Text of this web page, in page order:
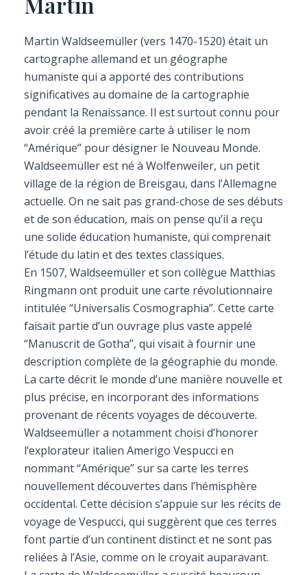
Martin Waldseemüller (vers 1470-1520) était un
cartographe allemand et un géographe
humaniste qui a apporté des contributions
significatives au domaine de la cartographie
pendant la Renaissance. Il est surtout connu pour
avoir créé la première carte à utiliser le nom
“Amérique” pour désigner le Nouveau Monde.
Waldseemüller est né à Wolfenweiler, un petit
village de la région de Breisgau, dans l’Allemagne
actuelle. On ne sait pas grand-chose de ses débuts
et de son éducation, mais on pense qu’il a reçu
une solide éducation humaniste, qui comprenait
l’étude du latin et des textes classiques.
En 1507, Waldseemüller et son collègue Matthias
Ringmann ont produit une carte révolutionnaire
intitulée “Universalis Cosmographia”. Cette carte
faisait partie d’un ouvrage plus vaste appelé
“Manuscrit de Gotha”, qui visait à fournir une
description complète de la géographie du monde.
La carte décrit le monde d’une manière nouvelle et
plus précise, en incorporant des informations
provenant de récents voyages de découverte.
Waldseemüller a notamment choisi d’honorer
l’explorateur italien Amerigo Vespucci en
nommant “Amérique” sur sa carte les terres
nouvellement découvertes dans l’hémisphère
occidental. Cette décision s’appuie sur les récits de
voyage de Vespucci, qui suggèrent que ces terres
font partie d’un continent distinct et ne sont pas
reliées à l’Asie, comme on le croyait auparavant.